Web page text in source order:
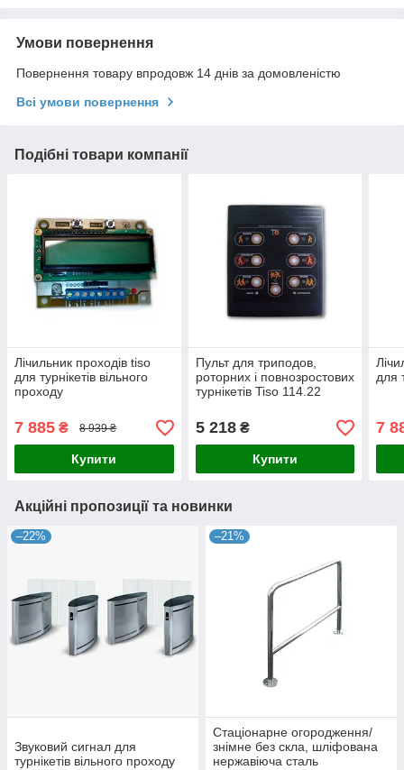
Умови повернення
Повернення товару впродовж 14 днів за домовленістю
Всі умови повернення
Подібні товари компанії
Лічильник проходів tiso
для турнікетів вільного
проходу
7 885 ₴ 8 939 ₴
Купити
Пульт для триподов,
роторних і повнозростових
турнікетів Tiso 114.22
5 218₴
Купити
для
7
Акційні пропозиції та новинки
–22%
Звуковий сигнал для
турнікетів вільного проходу
–21%
Стаціонарне огородження/
знімне без скла, шліфована
нержавіюча сталь